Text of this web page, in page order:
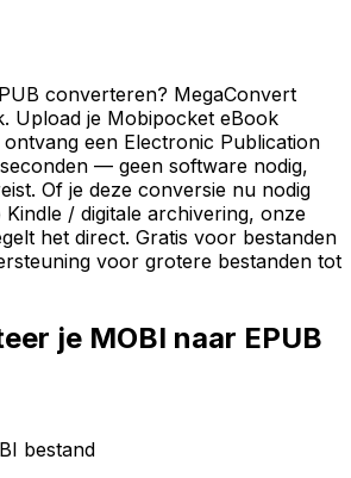
converteren? MegaConvert
Upload je Mobipocket eBook
een Electronic Publication
— geen software nodig,
Of je deze conversie nu nodig
/ digitale archivering, onze
het direct. Gratis voor bestanden
voor grotere bestanden tot
je MOBI naar EPUB
bestand